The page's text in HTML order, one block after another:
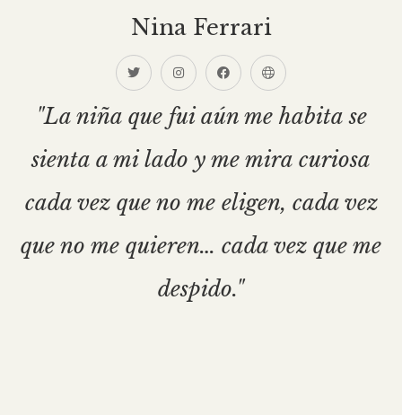
Nina Ferrari
"La niña que fui aún me habita se
sienta a mi lado y me mira curiosa
cada vez que no me eligen, cada vez
que no me quieren… cada vez que me
despido."